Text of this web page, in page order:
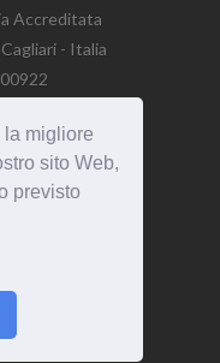
la migliore
sito Web,
previsto
Accreditata
Cagliari - Italia